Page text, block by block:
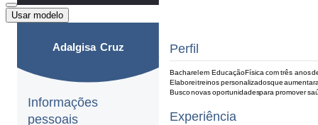
Usar modelo